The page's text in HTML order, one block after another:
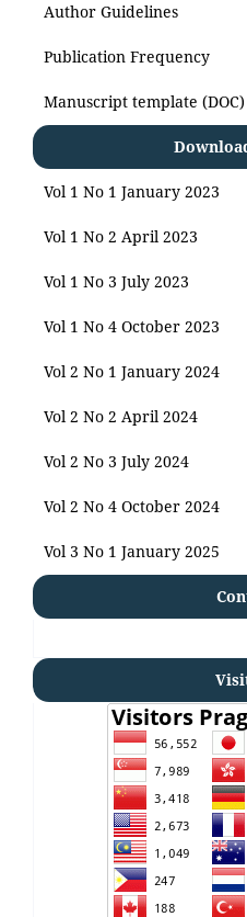
Author Guidelines
Publication Frequency
Manuscript template (DOC)
Vol 1 No 1 January 2023
Vol 1 No 2 April 2023
Vol 1 No 3 July 2023
Vol 1 No 4 October 2023
Vol 2 No 1 January 2024
Vol 2 No 2 April 2024
Vol 2 No 3 July 2024
Vol 2 No 4 October 2024
Vol 3 No 1 January 2025